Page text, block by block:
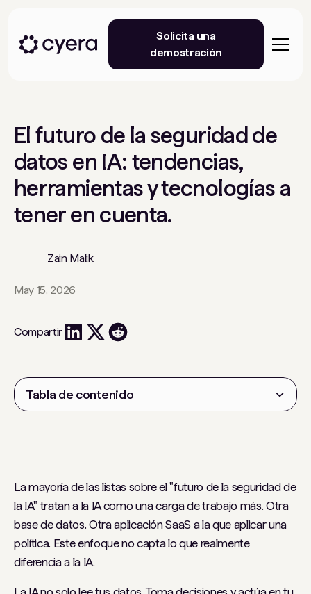
Solicita una
demostración
El futuro de la seguridad de
datos en IA: tendencias,
herramientas y tecnologías a
tener en cuenta.
Zain Malik
May 15, 2026
Compartir
La mayoría de las listas sobre el "futuro de la seguridad de
la IA" tratan a la IA como una carga de trabajo más. Otra
base de datos. Otra aplicación SaaS a la que aplicar una
política. Este enfoque no capta lo que realmente
diferencia a la IA.
Tabla de contenido